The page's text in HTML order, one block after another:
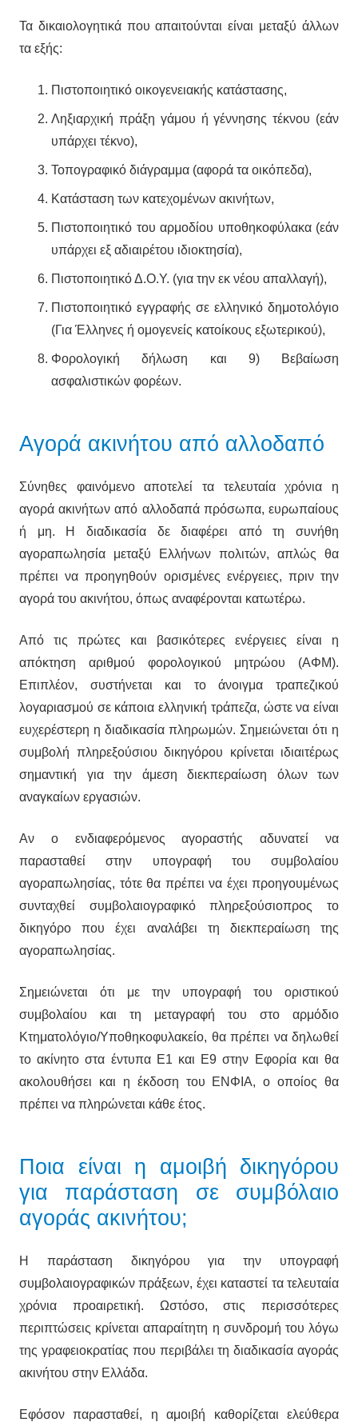
Τα δικαιολογητικά που απαιτούνται είναι μεταξύ άλλων
τα εξής:
Πιστοποιητικό οικογενειακής κατάστασης,
Ληξιαρχική πράξη γάμου ή γέννησης τέκνου (εάν
υπάρχει τέκνο),
Τοπογραφικό διάγραμμα (αφορά τα οικόπεδα),
Κατάσταση των κατεχομένων ακινήτων,
Πιστοποιητικό του αρμοδίου υποθηκοφύλακα (εάν
υπάρχει εξ αδιαιρέτου ιδιοκτησία),
Πιστοποιητικό Δ.Ο.Υ. (για την εκ νέου απαλλαγή),
Πιστοποιητικό εγγραφής σε ελληνικό δημοτολόγιο
(Για Έλληνες ή ομογενείς κατοίκους εξωτερικού),
Φορολογική δήλωση και 9) Βεβαίωση
ασφαλιστικών φορέων.
Αγορά ακινήτου από αλλοδαπό
Σύνηθες φαινόμενο αποτελεί τα τελευταία χρόνια η
αγορά ακινήτων από αλλοδαπά πρόσωπα, ευρωπαίους
ή μη. Η διαδικασία δε διαφέρει από τη συνήθη
αγοραπωλησία μεταξύ Ελλήνων πολιτών, απλώς θα
πρέπει να προηγηθούν ορισμένες ενέργειες, πριν την
αγορά του ακινήτου, όπως αναφέρονται κατωτέρω.
Από τις πρώτες και βασικότερες ενέργειες είναι η
απόκτηση αριθμού φορολογικού μητρώου (ΑΦΜ).
Επιπλέον, συστήνεται και το άνοιγμα τραπεζικού
λογαριασμού σε κάποια ελληνική τράπεζα, ώστε να είναι
ευχερέστερη η διαδικασία πληρωμών. Σημειώνεται ότι η
συμβολή πληρεξούσιου δικηγόρου κρίνεται ιδιαιτέρως
σημαντική για την άμεση διεκπεραίωση όλων των
αναγκαίων εργασιών.
Αν ο ενδιαφερόμενος αγοραστής αδυνατεί να
παρασταθεί στην υπογραφή του συμβολαίου
αγοραπωλησίας, τότε θα πρέπει να έχει προηγουμένως
συνταχθεί συμβολαιογραφικό πληρεξούσιοπρος το
δικηγόρο που έχει αναλάβει τη διεκπεραίωση της
αγοραπωλησίας.
Σημειώνεται ότι με την υπογραφή του οριστικού
συμβολαίου και τη μεταγραφή του στο αρμόδιο
Κτηματολόγιο/Υποθηκοφυλακείο, θα πρέπει να δηλωθεί
το ακίνητο στα έντυπα Ε1 και Ε9 στην Εφορία και θα
ακολουθήσει και η έκδοση του ΕΝΦΙΑ, ο οποίος θα
πρέπει να πληρώνεται κάθε έτος.
Ποια είναι η αμοιβή δικηγόρου
για παράσταση σε συμβόλαιο
αγοράς ακινήτου;
Η παράσταση δικηγόρου για την υπογραφή
συμβολαιογραφικών πράξεων, έχει καταστεί τα τελευταία
χρόνια προαιρετική. Ωστόσο, στις περισσότερες
περιπτώσεις κρίνεται απαραίτητη η συνδρομή του λόγω
της γραφειοκρατίας που περιβάλει τη διαδικασία αγοράς
ακινήτου στην Ελλάδα.
Εφόσον παρασταθεί, η αμοιβή καθορίζεται ελεύθερα